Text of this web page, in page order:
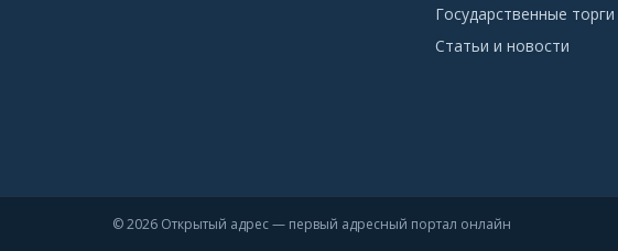
Государственные торги
Статьи и новости
© 2026 Открытый адрес — первый адресный портал онлайн